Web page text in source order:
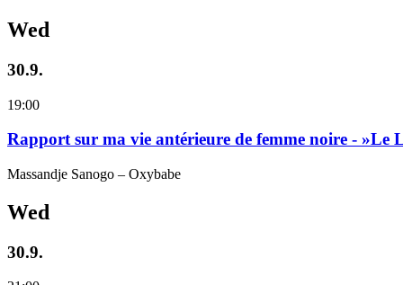
Wed
30.9.
19:00
Rapport sur ma vie antérieure de femme noire - »Le
Massandje Sanogo – Oxybabe
Wed
30.9.